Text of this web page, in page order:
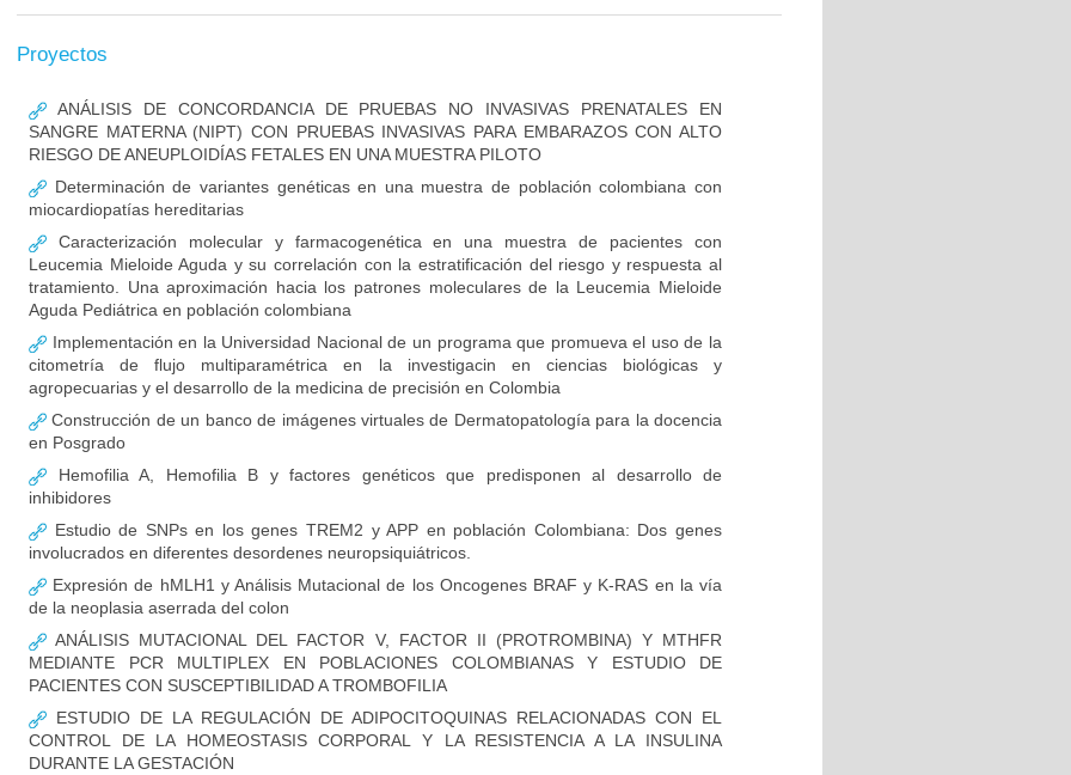
Proyectos
ANÁLISIS DE CONCORDANCIA DE PRUEBAS NO INVASIVAS PRENATALES EN
SANGRE MATERNA (NIPT) CON PRUEBAS INVASIVAS PARA EMBARAZOS CON ALTO
RIESGO DE ANEUPLOIDÍAS FETALES EN UNA MUESTRA PILOTO
Determinación de variantes genéticas en una muestra de población colombiana con
miocardiopatías hereditarias
Caracterización molecular y farmacogenética en una muestra de pacientes con
Leucemia Mieloide Aguda y su correlación con la estratificación del riesgo y respuesta al
tratamiento. Una aproximación hacia los patrones moleculares de la Leucemia Mieloide
Aguda Pediátrica en población colombiana
Implementación en la Universidad Nacional de un programa que promueva el uso de la
citometría de flujo multiparamétrica en la investigacin en ciencias biológicas y
agropecuarias y el desarrollo de la medicina de precisión en Colombia
Construcción de un banco de imágenes virtuales de Dermatopatología para la docencia
en Posgrado
Hemofilia A, Hemofilia B y factores genéticos que predisponen al desarrollo de
inhibidores
Estudio de SNPs en los genes TREM2 y APP en población Colombiana: Dos genes
involucrados en diferentes desordenes neuropsiquiátricos.
Expresión de hMLH1 y Análisis Mutacional de los Oncogenes BRAF y K-RAS en la vía
de la neoplasia aserrada del colon
ANÁLISIS MUTACIONAL DEL FACTOR V, FACTOR II (PROTROMBINA) Y MTHFR
MEDIANTE PCR MULTIPLEX EN POBLACIONES COLOMBIANAS Y ESTUDIO DE
PACIENTES CON SUSCEPTIBILIDAD A TROMBOFILIA
ESTUDIO DE LA REGULACIÓN DE ADIPOCITOQUINAS RELACIONADAS CON EL
CONTROL DE LA HOMEOSTASIS CORPORAL Y LA RESISTENCIA A LA INSULINA
DURANTE LA GESTACIÓN